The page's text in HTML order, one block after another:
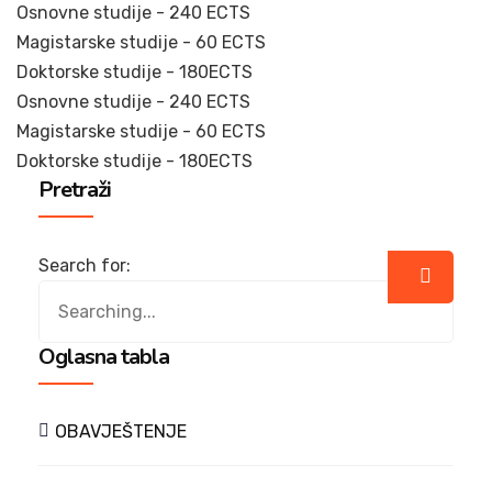
Osnovne studije - 240 ECTS
Magistarske studije - 60 ECTS
Doktorske studije - 180ECTS
Osnovne studije - 240 ECTS
Magistarske studije - 60 ECTS
Doktorske studije - 180ECTS
Pretraži
Search for:
Oglasna tabla
OBAVJEŠTENJE